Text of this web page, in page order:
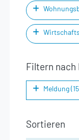
Filtern
Meldung
Sortieren